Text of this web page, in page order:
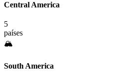
Central America
5
países
🏔️
South America